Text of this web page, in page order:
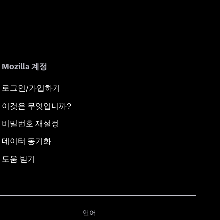
Mozilla 계정
로그인/가입하기
이것은 무엇입니까?
비밀번호 재설정
데이터 동기화
도움 받기
언어